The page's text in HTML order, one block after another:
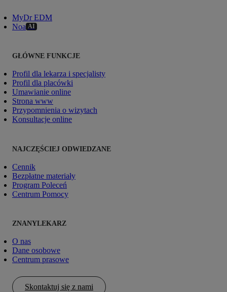
MyDr EDM
Noa AI
GŁÓWNE FUNKCJE
Profil dla lekarza i specjalisty
Profil dla placówki
Umawianie online
Strona www
Przypomnienia o wizytach
Konsultacje online
NAJCZĘŚCIEJ ODWIEDZANE
Cennik
Bezpłatne materiały
Program Poleceń
Centrum Pomocy
ZNANYLEKARZ
O nas
Dane osobowe
Centrum prasowe
Skontaktuj się z nami